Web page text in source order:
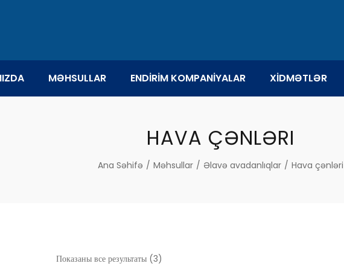
MƏHSULLAR ENDİRİM KOMPANİYALAR XİDMƏTLƏR
HAVA ÇƏNLƏRI
Ana Səhifə / Məhsullar / Əlavə avadanlıqlar / Hava çənləri
Показаны все результаты (3)